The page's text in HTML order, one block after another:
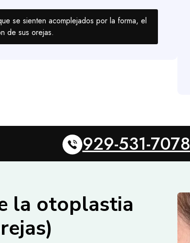
se sienten acomplejados por la forma, el
de sus orejas.
929-531-7078
la otoplastia